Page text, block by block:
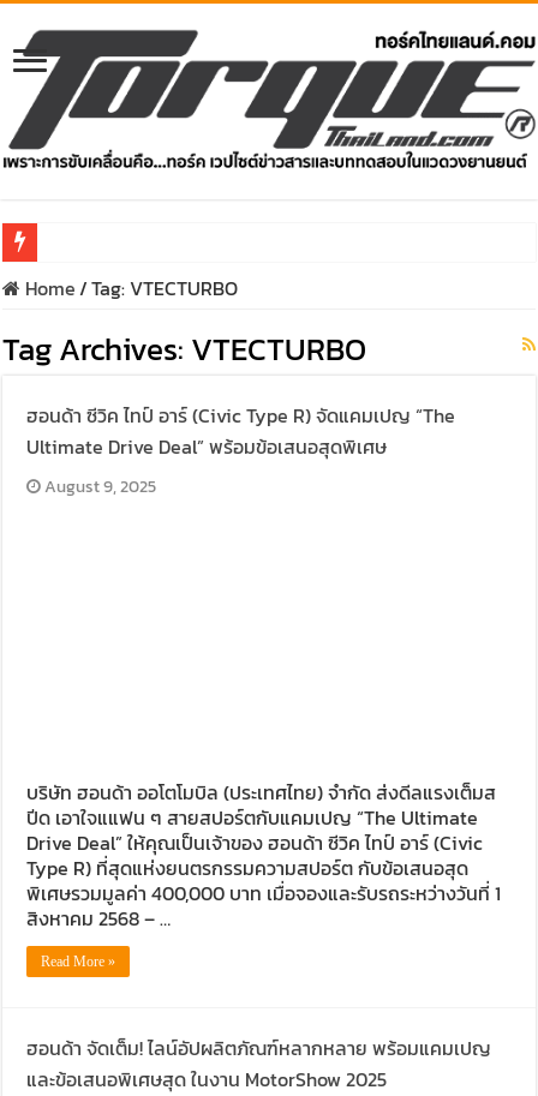
รีวิว Honda e:N1 EV 100% – SUV ไฟฟ้า 204 แรงม้า วิ่งไกล 500
รีวิว ลองขับ All New GWM HAVAL H6 ปรับโฉมหน้าใหม่หล่อ
รีวิว ลองขับรถกระบะรุ่นพิเศษ FORD RANGER MS-RT ครั้งแ
ทริปแอ่วเหนือสุดพีค! เส้นทางเชียงใหม่-เชียงรายกับ MU-X
Home/Tag:VTECTURBO
Tag Archives: VTECTURBO
ฮอนด้า ซีวิค ไทป์ อาร์ (Civic Type R) จัดแคมเปญ “The
Ultimate Drive Deal” พร้อมข้อเสนอสุดพิเศษ
August 9, 2025
บริษัท ฮอนด้า ออโตโมบิล (ประเทศไทย) จำกัด ส่งดีลแรงเต็มส
ปีด เอาใจแแฟน ๆ สายสปอร์ตกับแคมเปญ “The Ultimate
Drive Deal” ให้คุณเป็นเจ้าของ ฮอนด้า ซีวิค ไทป์ อาร์ (Civic
Type R) ที่สุดแห่งยนตรกรรมความสปอร์ต กับข้อเสนอสุด
พิเศษรวมมูลค่า 400,000 บาท เมื่อจองและรับรถระหว่างวันที่ 1
สิงหาคม 2568 – …
Read More »
ฮอนด้า จัดเต็ม! ไลน์อัปผลิตภัณฑ์หลากหลาย พร้อมแคมเปญ
และข้อเสนอพิเศษสุด ในงาน MotorShow 2025